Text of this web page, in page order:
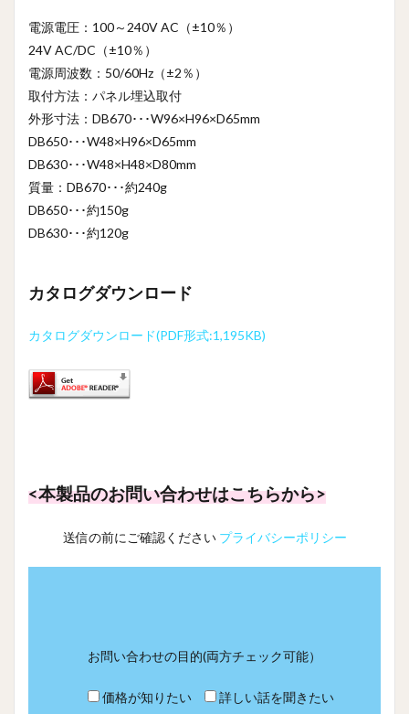
電源電圧：100～240V AC（±10％）
24V AC/DC（±10％）
電源周波数：50/60Hz（±2％）
取付方法：パネル埋込取付
外形寸法：DB670･･･W96×H96×D65mm
DB650･･･W48×H96×D65mm
DB630･･･W48×H48×D80mm
質量：DB670･･･約240g
DB650･･･約150g
DB630･･･約120g
カタログダウンロード
カタログダウンロード(PDF形式:1,195KB)
<本製品のお問い合わせはこちらから>
送信の前にご確認ください プライバシーポリシー
お問い合わせの目的(両方チェック可能）
価格が知りたい 詳しい話を聞きたい